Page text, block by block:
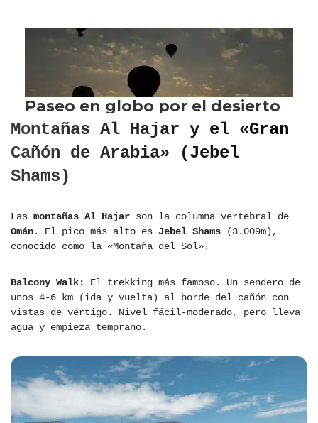
Montañas Al Hajar y el «Gran
Cañón de Arabia» (Jebel
Shams)
Las montañas Al Hajar son la columna vertebral de
Omán. El pico más alto es Jebel Shams (3.009m),
conocido como la «Montaña del Sol».
Balcony Walk:
El trekking más famoso. Un sendero de
unos 4-6 km (ida y vuelta) al borde del cañón con
vistas de vértigo. Nivel fácil-moderado, pero lleva
agua y empieza temprano.